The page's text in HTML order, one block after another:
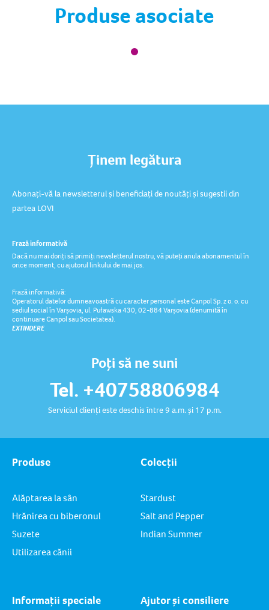
Produse asociate
Poți să ne suni
Tel. +40758806984
Serviciul clienți este deschis între 9 a.m. și 17 p.m.
Ținem legătura
Abonați-vă la newsletterul și beneficiați de noutăți și sugestii din
partea LOVI
Frază informativă
Dacă nu mai doriți să primiți newsletterul nostru, vă puteți anula abonamentul în
orice moment, cu ajutorul linkului de mai jos.
Frază informativă:
Operatorul datelor dumneavoastră cu caracter personal este Canpol Sp. z o. o. cu
sediul social în Varșovia, ul. Puławska 430, 02-884 Varșovia (denumită în
continuare Canpol sau Societatea).
EXTINDERE
Produse
Alăptarea la sân
Hrănirea cu biberonul
Suzete
Utilizarea cănii
Colecții
Stardust
Salt and Pepper
Indian Summer
Informații speciale Ajutor și consiliere